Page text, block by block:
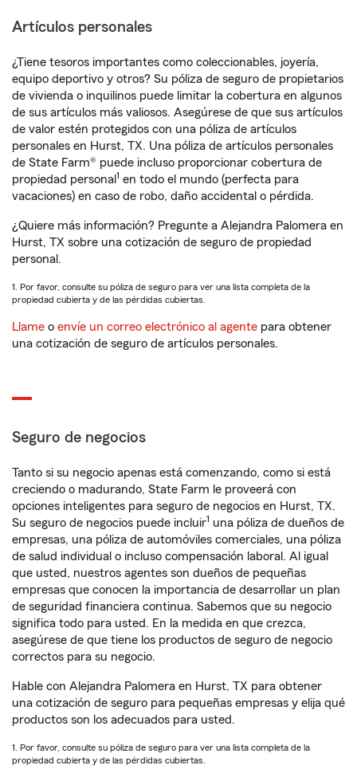
Artículos personales
¿Tiene tesoros importantes como coleccionables, joyería,
equipo deportivo y otros? Su póliza de seguro de propietarios
de vivienda o inquilinos puede limitar la cobertura en algunos
de sus artículos más valiosos. Asegúrese de que sus artículos
de valor estén protegidos con una póliza de artículos
personales en Hurst, TX. Una póliza de artículos personales
de State Farm® puede incluso proporcionar cobertura de
propiedad personal 1 en todo el mundo (perfecta para
vacaciones) en caso de robo, daño accidental o pérdida.
¿Quiere más información? Pregunte a Alejandra Palomera en
Hurst, TX sobre una cotización de seguro de propiedad
personal.
1. Por favor, consulte su póliza de seguro para ver una lista completa de la
propiedad cubierta y de las pérdidas cubiertas.
Llame o envíe un correo electrónico al agente para obtener
una cotización de seguro de artículos personales.
Seguro de negocios
Tanto si su negocio apenas está comenzando, como si está
creciendo o madurando, State Farm le proveerá con
opciones inteligentes para seguro de negocios en Hurst, TX.
Su seguro de negocios puede incluir1 una póliza de dueños de
empresas, una póliza de automóviles comerciales, una póliza
de salud individual o incluso compensación laboral. Al igual
que usted, nuestros agentes son dueños de pequeñas
empresas que conocen la importancia de desarrollar un plan
de seguridad financiera continua. Sabemos que su negocio
significa todo para usted. En la medida en que crezca,
asegúrese de que tiene los productos de seguro de negocio
correctos para su negocio.
Hable con Alejandra Palomera en Hurst, TX para obtener
una cotización de seguro para pequeñas empresas y elija qué
productos son los adecuados para usted.
1. Por favor, consulte su póliza de seguro para ver una lista completa de la
propiedad cubierta y de las pérdidas cubiertas.